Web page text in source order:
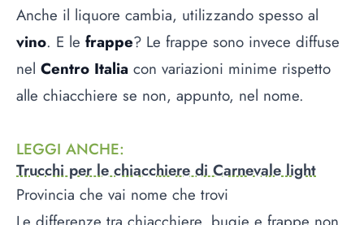
Anche il liquore cambia, utilizzando spesso al
vino. E le frappe? Le frappe sono invece diffuse
nel Centro Italia con variazioni minime rispetto
alle chiacchiere se non, appunto, nel nome.
LEGGI ANCHE:
Trucchi per le chiacchiere di Carnevale light
Provincia che vai nome che trovi